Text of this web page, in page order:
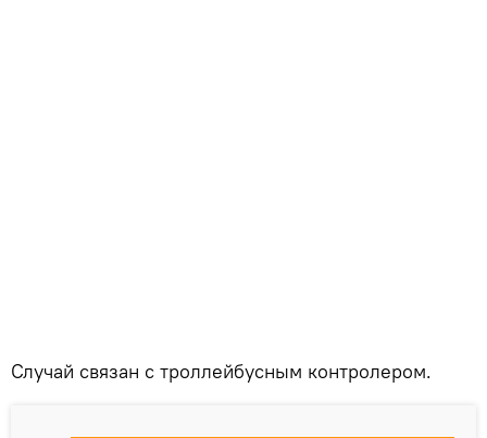
Случай связан с троллейбусным контролером.